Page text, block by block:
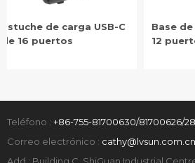
Base de carga USB-C de
12 puertos y 1000 W
Teléfono : +86-755-81700630/81700626/
Correo electrónico : cathy@lvsun.com.cn